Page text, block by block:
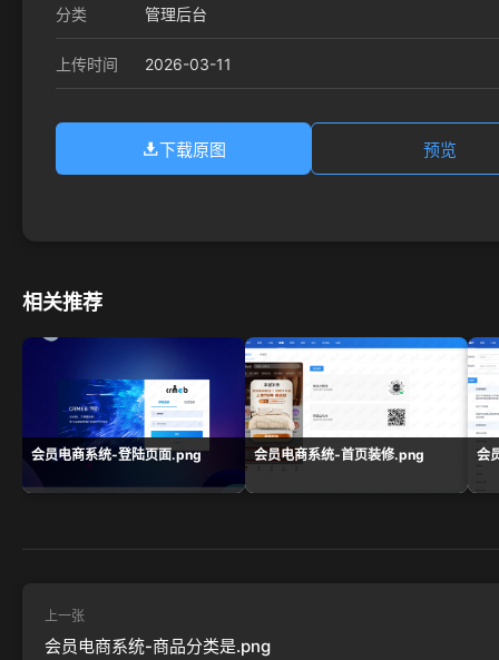
分类 管理后台
上传时间 2026-03-11
下载原图 预览
相关推荐
会员电商系统-登陆页面.png 会员电商系统-首页装修.png 会
上一张
会员电商系统-商品分类是.png